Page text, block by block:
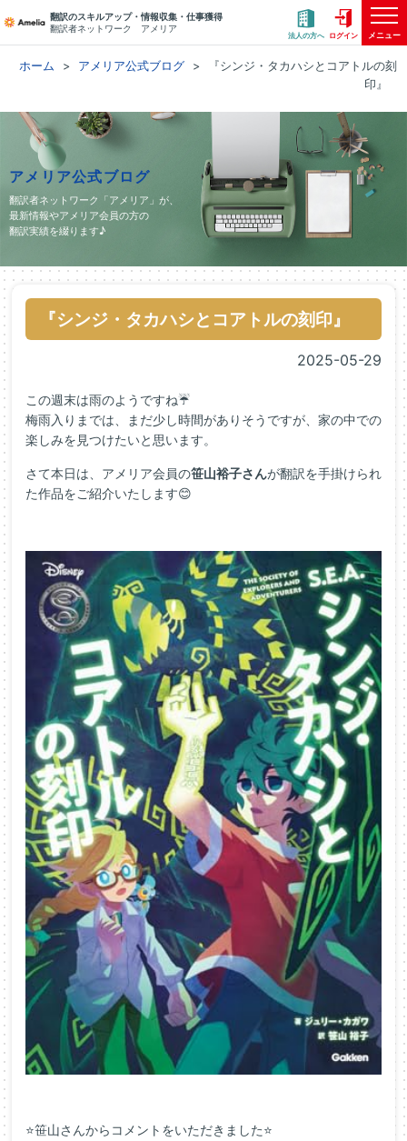
翻訳のスキルアップ・情報収集・仕事獲得
翻訳者ネットワーク アメリア
法人の方へ ログイン メニュー
ホーム アメリア公式ブログ
『シンジ・タカハシとコアトルの刻
印』
アメリア公式ブログ
翻訳者ネットワーク「アメリア」が、
最新情報やアメリア会員の方の
翻訳実績を綴ります♪
『シンジ・タカハシとコアトルの刻印』
2025-05-29
この週末は雨のようですね☔
梅雨入りまでは、まだ少し時間がありそうですが、家の中での
楽しみを見つけたいと思います。
さて本日は、アメリア会員の笹山裕子さんが翻訳を手掛けられ
た作品をご紹介いたします😊
⭐笹山さんからコメントをいただきました⭐